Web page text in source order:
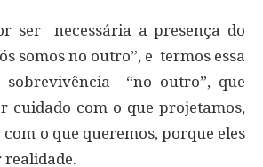
ser necessária a presença do
somos no outro”, e termos essa
sobrevivência “no outro”, que
cuidado com o que projetamos,
com o que queremos, porque eles
realidade.